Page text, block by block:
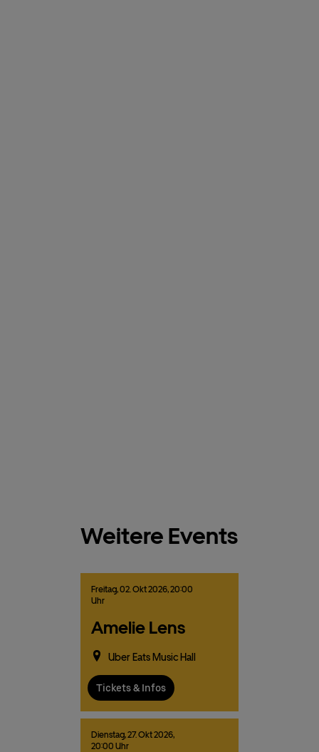
Weitere Events
Freitag,02.Okt2026,20:00
Uhr
Amelie Lens
Uber Eats Music Hall
Tickets & Infos
Dienstag,27.Okt2026,
20:00 Uhr